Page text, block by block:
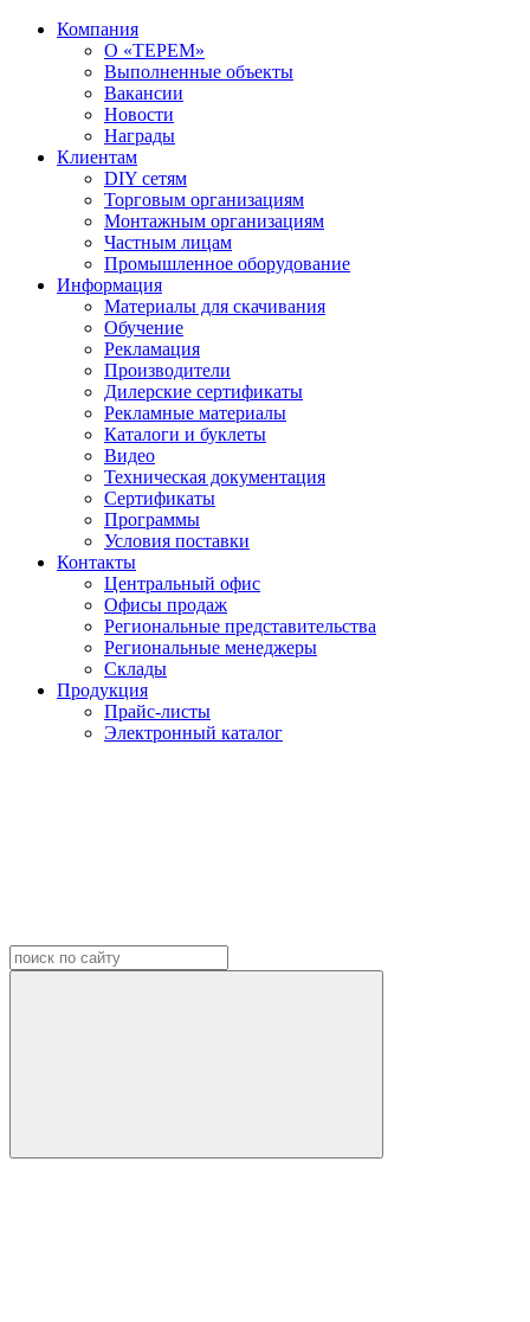
Компания
О «ТЕРЕМ»
Выполненные объекты
Вакансии
Новости
Награды
Клиентам
DIY сетям
Торговым организациям
Монтажным организациям
Частным лицам
Промышленное оборудование
Информация
Материалы для скачивания
Обучение
Рекламация
Производители
Дилерские сертификаты
Рекламные материалы
Каталоги и буклеты
Видео
Техническая документация
Сертификаты
Программы
Условия поставки
Контакты
Центральный офис
Офисы продаж
Региональные представительства
Региональные менеджеры
Склады
Продукция
Прайс-листы
Электронный каталог